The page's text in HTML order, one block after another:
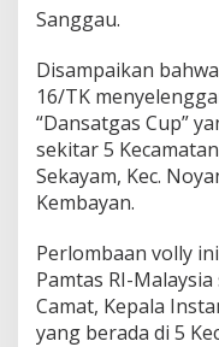
Sanggau.
Disampaikan
16/TK
“Dansatgas Cup”
sekitar 5
Sekayam, Kec.
Kembayan.
Perlombaan volly
Pamtas RI-
Camat, Kepala
yang berada di 5